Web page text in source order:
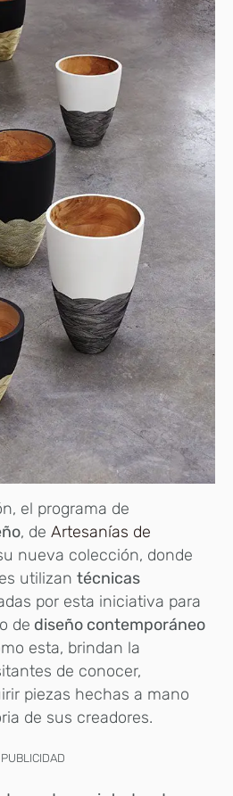
el programa de
, de Artesanías de
nueva colección, donde
utilizan técnicas
por esta iniciativa para
de diseño contemporáneo
esta, brindan la
de conocer,
piezas hechas a mano
de sus creadores.
PUBLICIDAD